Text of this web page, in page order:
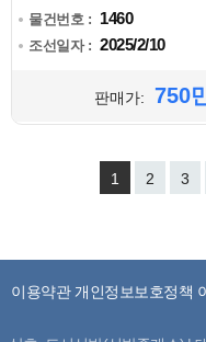
물건번호 : 1460
조선일자 : 2025/2/10
판매가: 750
1 2 3
이용약관 개인정보보호정책